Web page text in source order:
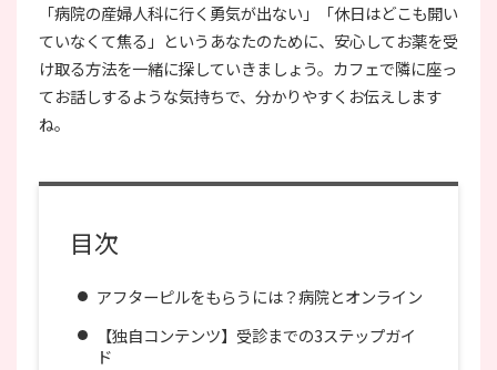
「病院の産婦人科に行く勇気が出ない」「休日はどこも開い
ていなくて焦る」というあなたのために、安心してお薬を受
け取る方法を一緒に探していきましょう。カフェで隣に座っ
てお話しするような気持ちで、分かりやすくお伝えします
ね。
目次
アフターピルをもらうには？病院とオンライン
【独自コンテンツ】受診までの3ステップガイ
ド